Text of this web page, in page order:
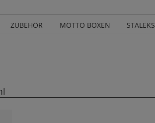
ZUBEHÖR MOTTO BOXEN STALEKS